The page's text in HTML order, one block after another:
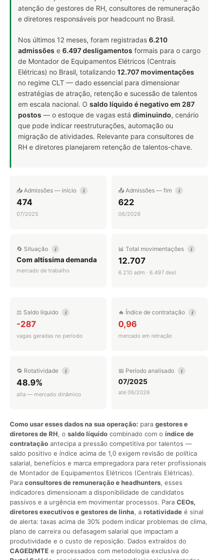
atenção de gestores de RH, consultores de remuneração
e diretores responsáveis por headcount no Brasil.
Nos últimos 12 meses, foram registradas 6.210
admissões e 6.497 desligamentos formais para o cargo
de Montador de Equipamentos Elétricos (Centrais
Elétricas) no Brasil, totalizando 12.707 movimentações
no regime CLT — dado essencial para dimensionar
estratégias de atração, retenção e sucessão de talentos
em escala nacional. O saldo líquido é negativo em 287
postos — o estoque de vagas está diminuindo, cenário
que pode indicar reestruturações, automação ou
migração de atividades. Relevante para consultores de
RH e diretores planejarem retenção de talentos-chave.
📥 Admissões — início i
474
07/2025
📤 Admissões — fim i
622
06/2026
🔄 Situação i
Com altíssima demanda
mercado de trabalho
📊 Total movimentações i
12.707
6.210 adm · 6.497 desl
⚖️ Saldo líquido i
-287
vagas geradas no período
🔥 Índice de contratação i
0,96
mercado em retração
🔁 Rotatividade i
48.9%
alta — mercado dinâmico
📅 Período analisado i
07/2025
até 06/2026
Como usar esses dados na sua operação: para gestores e
diretores de RH, o saldo líquido combinado com o índice de
contratação antecipa a pressão competitiva por talentos —
saldo positivo e índice acima de 1,0 exigem revisão de política
salarial, benefícios e marca empregadora para reter profissionais
de Montador de Equipamentos Elétricos (Centrais Elétricas).
Para consultores de remuneração e headhunters, esses
indicadores dimensionam a disponibilidade de candidatos
passivos e a urgência em movimentar processos. Para CEOs,
diretores executivos e gestores de linha, a rotatividade é sinal
de alerta: taxas acima de 30% podem indicar problemas de clima,
plano de carreira ou defasagem salarial que impactam a
produtividade e o custo de reposição. Dados extraídos do
CAGED/MTE e processados com metodologia exclusiva do